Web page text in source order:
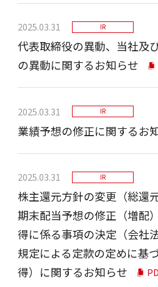
2025.03.31 IR
代表取締役の異動、当社及
の異動に関するお知らせ
2025.03.31 IR
業績予想の修正に関するお
2025.03.31 IR
株主還元方針の変更（総還
期末配当予想の修正（増配
得に係る事項の決定（会社
規定による定款の定めに基
得）に関するお知らせ